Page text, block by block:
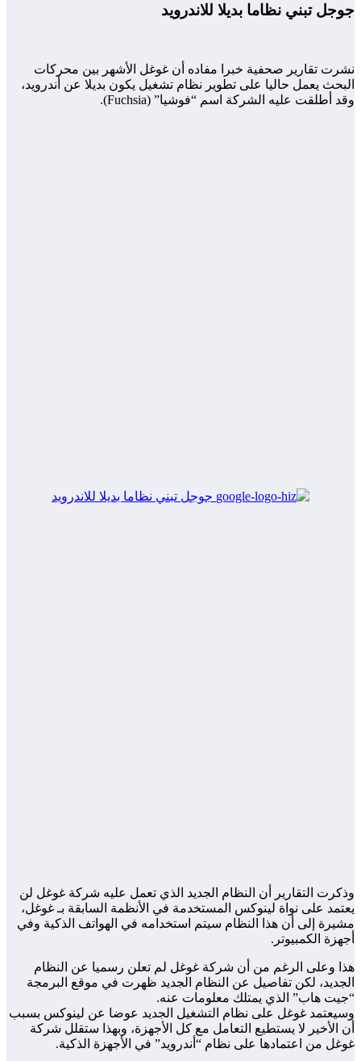
جوجل تبني نظاما بديلا للاندرويد
نشرت تقارير صحفية خبرا مفاده أن غوغل الأشهر بين محركات
البحث يعمل حاليا على تطوير نظام تشغيل يكون بديلا عن أندرويد،
وقد أطلقت عليه الشركة اسم “فوشيا” (Fuchsia).
وذكرت التقارير أن النظام الجديد الذي تعمل عليه شركة غوغل لن
يعتمد على نواة لينوكس المستخدمة في الأنظمة السابقة بـ غوغل،
مشيرة إلى أن هذا النظام سيتم استخدامه في الهواتف الذكية وفي
أجهزة الكمبيوتر.
هذا وعلى الرغم من أن شركة غوغل لم تعلن رسميا عن النظام
الجديد، لكن تفاصيل عن النظام الجديد ظهرت في موقع البرمجة
“جيت هاب” الذي يمتلك معلومات عنه.
وسيعتمد غوغل على نظام التشغيل الجديد عوضا عن لينوكس بسبب
أن الأخير لا يستطيع التعامل مع كل الأجهزة، وبهذا ستقلل شركة
غوغل من اعتمادها على نظام “أندرويد” في الأجهزة الذكية.